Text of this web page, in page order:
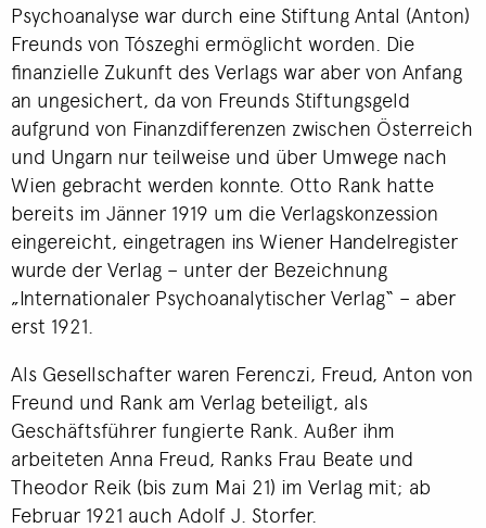
Psychoanalyse war durch eine Stiftung Antal (Anton)
Freunds von Tószeghi ermöglicht worden. Die
finanzielle Zukunft des Verlags war aber von Anfang
an ungesichert, da von Freunds Stiftungsgeld
aufgrund von Finanzdifferenzen zwischen Österreich
und Ungarn nur teilweise und über Umwege nach
Wien gebracht werden konnte. Otto Rank hatte
bereits im Jänner 1919 um die Verlagskonzession
eingereicht, eingetragen ins Wiener Handelregister
wurde der Verlag – unter der Bezeichnung
„Internationaler Psychoanalytischer Verlag“ – aber
erst 1921.
Als Gesellschafter waren Ferenczi, Freud, Anton von
Freund und Rank am Verlag beteiligt, als
Geschäftsführer fungierte Rank. Außer ihm
arbeiteten Anna Freud, Ranks Frau Beate und
Theodor Reik (bis zum Mai 21) im Verlag mit; ab
Februar 1921 auch Adolf J. Storfer.